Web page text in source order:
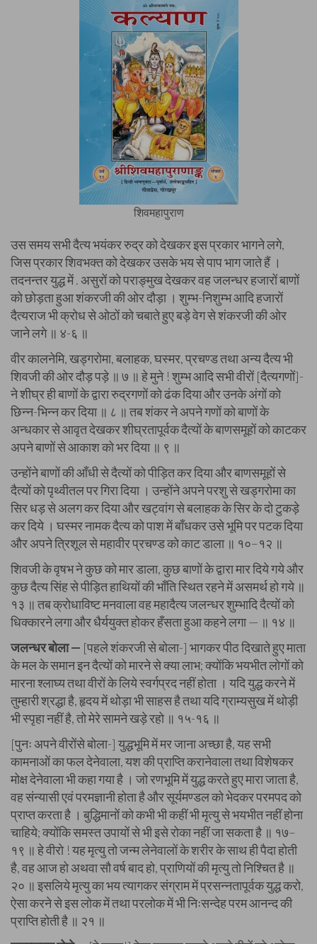
शिवमहापुराण
उस समय सभी दैत्य भयंकर रुद्र को देखकर इस प्रकार भागने लगे,
जिस प्रकार शिवभक्त को देखकर उसके भय से पाप भाग जाते हैं ।
तदनन्तर युद्ध में . असुरों को पराङ्मुख देखकर वह जलन्धर हजारों बाणों
को छोड़ता हुआ शंकरजी की ओर दौड़ा । शुम्भ-निशुम्भ आदि हजारों
दैत्यराज भी क्रोध से ओठों को चबाते हुए बड़े वेग से शंकरजी की ओर
जाने लगे ॥ ४-६ ॥
वीर कालनेमि, खड्गरोमा, बलाहक, घस्मर, प्रचण्ड तथा अन्य दैत्य भी
शिवजी की ओर दौड़ पड़े ॥ ७ ॥ हे मुने ! शुम्भ आदि सभी वीरों [दैत्यगणों]-
ने शीघ्र ही बाणों के द्वारा रुद्रगणों को ढंक दिया और उनके अंगों को
छिन्न-भिन्न कर दिया ॥ ८ ॥ तब शंकर ने अपने गणों को बाणों के
अन्धकार से आवृत देखकर शीघ्रतापूर्वक दैत्यों के बाणसमूहों को काटकर
अपने बाणों से आकाश को भर दिया ॥ ९ ॥
उन्होंने बाणों की आँधी से दैत्यों को पीड़ित कर दिया और बाणसमूहों से
दैत्यों को पृथ्वीतल पर गिरा दिया । उन्होंने अपने परशु से खड्गरोमा का
सिर धड़ से अलग कर दिया और खट्वांग से बलाहक के सिर के दो टुकड़े
कर दिये । घस्मर नामक दैत्य को पाश में बाँधकर उसे भूमि पर पटक दिया
और अपने त्रिशूल से महावीर प्रचण्ड को काट डाला ॥ १०–१२ ॥
शिवजी के वृषभ ने कुछ को मार डाला, कुछ बाणों के द्वारा मार दिये गये और
कुछ दैत्य सिंह से पीड़ित हाथियों की भाँति स्थित रहने में असमर्थ हो गये ॥
१३ ॥ तब क्रोधाविष्ट मनवाला वह महादैत्य जलन्धर शुम्भादि दैत्यों को
धिक्कारने लगा और धैर्ययुक्त होकर हँसता हुआ कहने लगा — ॥ १४ ॥
जलन्धर बोला — [पहले शंकरजी से बोला-] भागकर पीठ दिखाते हुए माता
के मल के समान इन दैत्यों को मारने से क्या लाभ; क्योंकि भयभीत लोगों को
मारना श्लाघ्य तथा वीरों के लिये स्वर्गप्रद नहीं होता । यदि युद्ध करने में
तुम्हारी श्रद्धा है, हृदय में थोड़ा भी साहस है तथा यदि ग्राम्यसुख में थोड़ी
भी स्पृहा नहीं है, तो मेरे सामने खड़े रहो ॥ १५-१६ ॥
[पुनः अपने वीरोंसे बोला-] युद्धभूमि में मर जाना अच्छा है, यह सभी
कामनाओं का फल देनेवाला, यश की प्राप्ति करानेवाला तथा विशेषकर
मोक्ष देनेवाला भी कहा गया है । जो रणभूमि में युद्ध करते हुए मारा जाता है,
वह संन्यासी एवं परमज्ञानी होता है और सूर्यमण्डल को भेदकर परमपद को
प्राप्त करता है । बुद्धिमानों को कभी भी कहीं भी मृत्यु से भयभीत नहीं होना
चाहिये; क्योंकि समस्त उपायों से भी इसे रोका नहीं जा सकता है ॥ १७–
१९ ॥ हे वीरो ! यह मृत्यु तो जन्म लेनेवालों के शरीर के साथ ही पैदा होती
है, वह आज हो अथवा सौ वर्ष बाद हो, प्राणियों की मृत्यु तो निश्चित है ॥
२० ॥ इसलिये मृत्यु का भय त्यागकर संग्राम में प्रसन्नतापूर्वक युद्ध करो,
ऐसा करने से इस लोक में तथा परलोक में भी निःसन्देह परम आनन्द की
प्राप्ति होती है ॥ २१ ॥